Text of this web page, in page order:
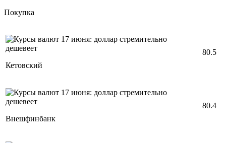
Покупка
Кетовский
80.5
Внешфинбанк
80.4